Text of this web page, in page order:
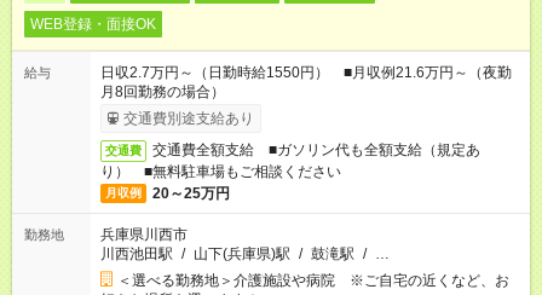
WEB登録・面接OK
給与
日収2.7万円～（日勤時給1550円） ■月収例21.6万円～（夜勤
月8回勤務の場合）
交通費別途支給あり
交通費
交通費全額支給 ■ガソリン代も全額支給（規定あ
り） ■無料駐車場もご相談ください
月収例 20～25万円
勤務地
兵庫県川西市
川西池田駅 / 山下(兵庫県)駅 / 鼓滝駅 / …
＜選べる勤務地＞介護施設や病院 ※ご自宅の近くなど、お